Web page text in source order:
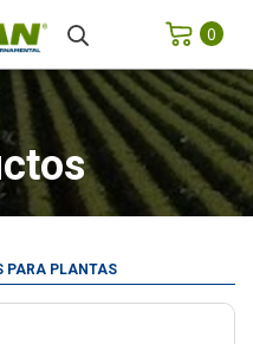
0
PARA PLANTAS